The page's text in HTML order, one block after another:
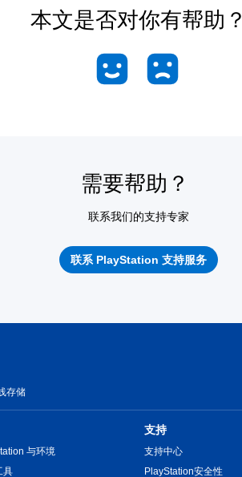
本文是否对你有帮助？
需要帮助？
联系我们的支持专家
联系 PlayStation 支持服务
存储
与环境
具
支持
支持中心
PlayStation安全性